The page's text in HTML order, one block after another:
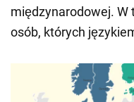
międzynarodowej. W
osób, których